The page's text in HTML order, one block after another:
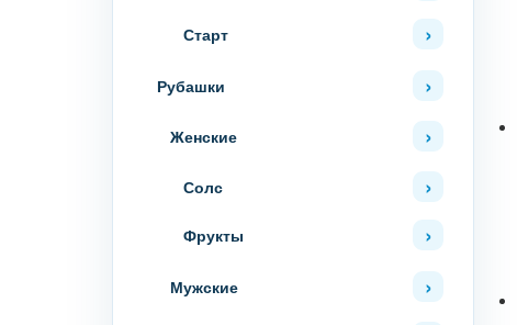
Старт
Рубашки
Женские
Солс
Фрукты
Мужские